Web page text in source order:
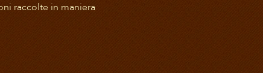
raccolte in maniera